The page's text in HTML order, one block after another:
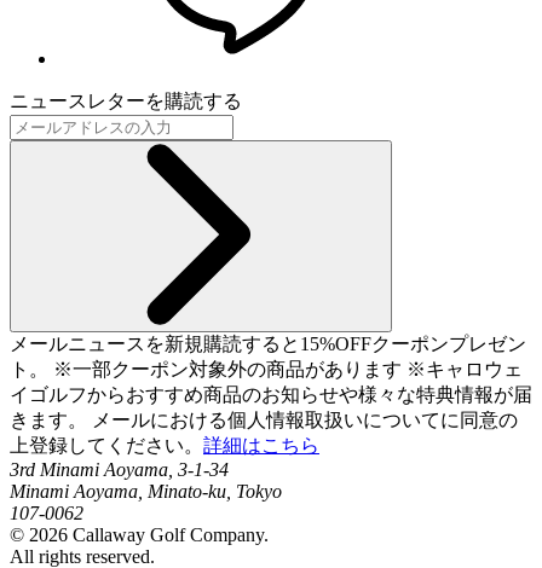
ニュースレターを購読する
メールニュースを新規購読すると15%OFFクーポンプレゼン
ト。 ※一部クーポン対象外の商品があります ※キャロウェ
イゴルフからおすすめ商品のお知らせや様々な特典情報が届
きます。 メールにおける個人情報取扱いについてに同意の
上登録してください。 詳細はこちら
3rd Minami Aoyama, 3-1-34
Minami Aoyama, Minato-ku, Tokyo
107-0062
© 2026 Callaway Golf Company.
All rights reserved.